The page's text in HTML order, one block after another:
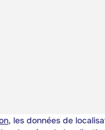
, les données de